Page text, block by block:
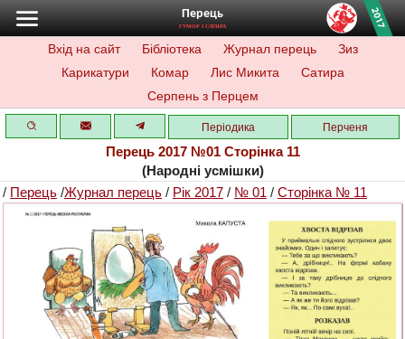
Перець
ГУМОР І САТИРА
Вхід на сайт Бібліотека Журнал перець
Зиз
Карикатури
Комар Лис Микита
Сатира
Серпень з Перцем
Періодика Перченя
Перець 2017 №01 Сторінка 11
(Народні усмішки)
/ Перець /Журнал перець / Рік 2017 / № 01 / Сторінка № 11